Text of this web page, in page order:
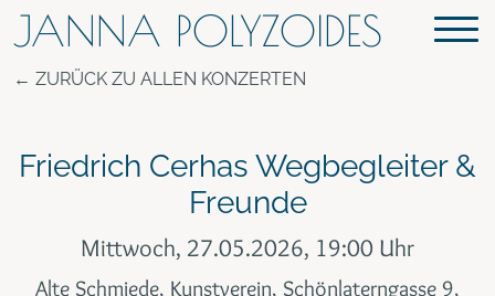
JANNA POLYZOIDES
ZURÜCK ZU ALLEN KONZERTEN
Friedrich Cerhas Wegbegleiter &
Freunde
Mittwoch, 27.05.2026, 19:00 Uhr
Alte Schmiede, Kunstverein, Schönlaterngasse 9,